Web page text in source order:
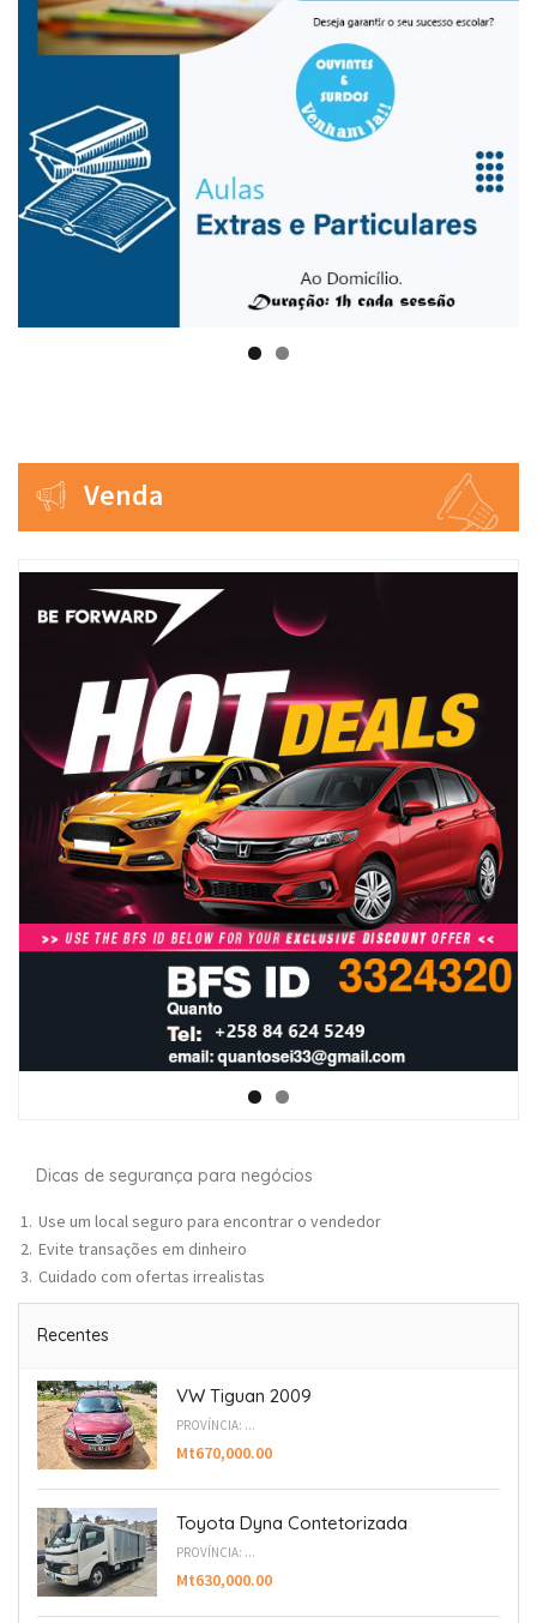
Venda
Dicas de segurança para negócios
Use um local seguro para encontrar o vendedor
Evite transações em dinheiro
Cuidado com ofertas irrealistas
Recentes
VW Tiguan 2009
PROVÍNCIA: ...
Mt670,000.00
Toyota Dyna Contetorizada
PROVÍNCIA: ...
Mt630,000.00